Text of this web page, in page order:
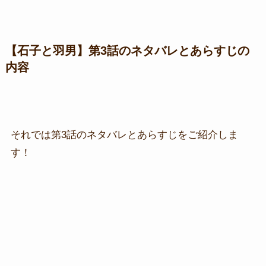
【石子と羽男】第3話のネタバレとあらすじの
内容
それでは第3話のネタバレとあらすじをご紹介しま
す！